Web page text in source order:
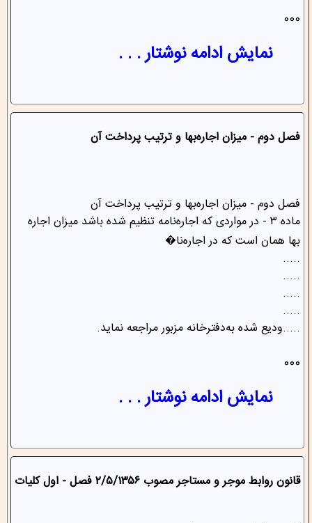
000
نمایش ادامه نوشتار . . .
فصل دوم - میزان اجاره‌بها و ترتیب پرداخت آن
‌فصل دوم - میزان اجاره‌بها و ترتیب پرداخت آن
‌ماده ۳ - در مواردی که اجاره‌نامه تنظیم شده باشد میزان اجاره
بها همان است که در اجاره‌نا�
.....
.....
.....
.....
.....ودیع شده به‌دفترخانه مزبور مراجعه نماید.
000
نمایش ادامه نوشتار . . .
قانون روابط موجر و مستاجر ‌مصوب ۲/۵/۱۳۵۶ فصل - اول کلیات